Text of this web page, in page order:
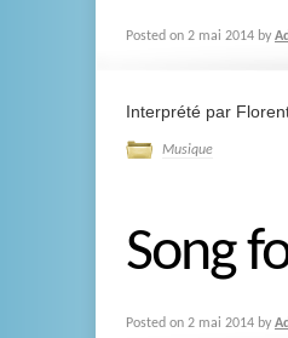
Posted on 2 mai 2014 by
Interprété par
Musique
Song
Posted on 2 mai 2014 by